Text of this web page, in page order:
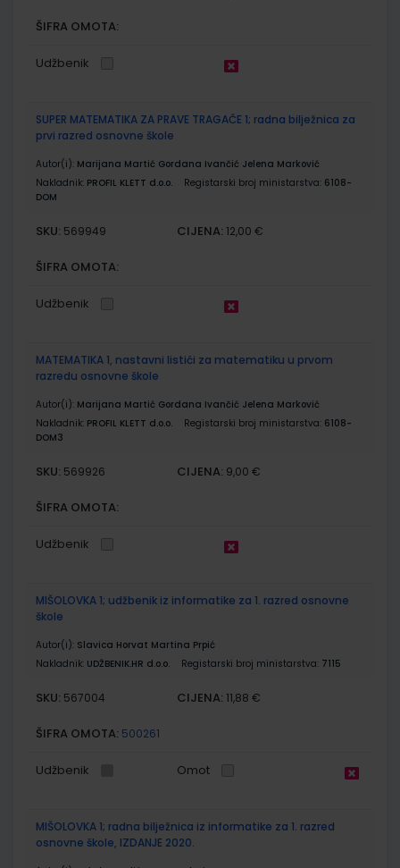
ŠIFRA OMOTA:
Udžbenik
SUPER MATEMATIKA ZA PRAVE TRAGAČE 1; radna bilježnica za
prvi razred osnovne škole
Autor(i): Marijana Martić Gordana Ivančić Jelena Marković
Nakladnik: PROFIL KLETT d.o.o. Registarski broj ministarstva: 6108-
DOM
SKU: 569949 CIJENA: 12,00 €
ŠIFRA OMOTA:
Udžbenik
MATEMATIKA 1, nastavni listići za matematiku u prvom
razredu osnovne škole
Autor(i): Marijana Martić Gordana Ivančić Jelena Marković
Nakladnik: PROFIL KLETT d.o.o. Registarski broj ministarstva: 6108-
DOM3
SKU: 569926 CIJENA: 9,00 €
ŠIFRA OMOTA:
Udžbenik
MIŠOLOVKA 1; udžbenik iz informatike za 1. razred osnovne
škole
Autor(i): Slavica Horvat Martina Prpić
Nakladnik: UDŽBENIK.HR d.o.o. Registarski broj ministarstva: 7115
SKU: 567004 CIJENA: 11,88 €
ŠIFRA OMOTA: 500261
Udžbenik Omot
MIŠOLOVKA 1; radna bilježnica iz informatike za 1. razred
osnovne škole, IZDANJE 2020.